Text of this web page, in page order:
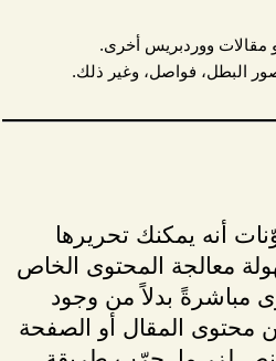
مقالات ووردبريس أخرى.
البطل، فواصل، وغير ذلك.
أنه يمكنك تحريرها
معالجة المحتوى الخاص
مباشرةً بدلاً من وجود
محتوى المقال أو الصفحة